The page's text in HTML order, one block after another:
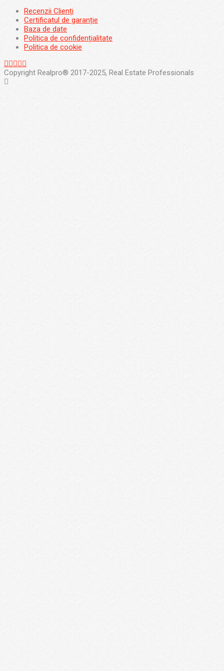
Recenzii Clienți
Certificatul de garanție
Baza de date
Politica de confidențialitate
Politica de cookie
Copyright Realpro® 2017-2025, Real Estate Professionals